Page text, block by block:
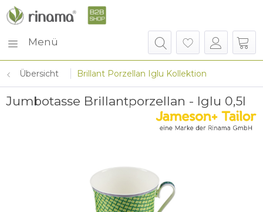
Menü
Übersicht Brillant Porzellan Iglu Kollektion
Jumbotasse Brillantporzellan - Iglu 0,5l